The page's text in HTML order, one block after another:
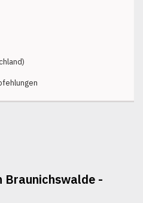
Braunichswalde -